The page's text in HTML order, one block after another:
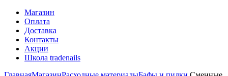
Магазин
Оплата
Доставка
Контакты
Акции
Школа tradenails